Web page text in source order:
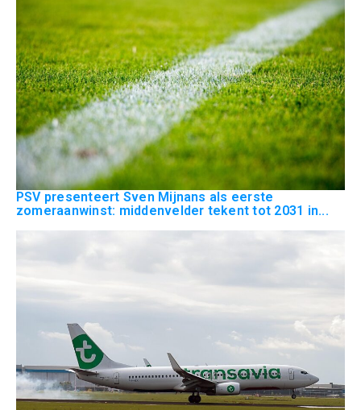
PSV presenteert Sven Mijnans als eerste
zomeraanwinst: middenvelder tekent tot 2031 in...